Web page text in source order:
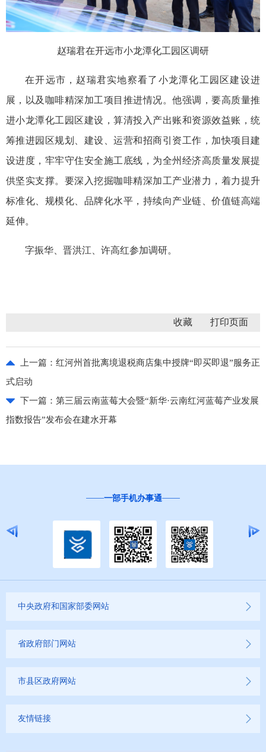
赵瑞君在开远市小龙潭化工园区调研
在开远市，赵瑞君实地察看了小龙潭化工园区建设进
展，以及咖啡精深加工项目推进情况。他强调，要高质量推
进小龙潭化工园区建设，算清投入产出账和资源效益账，统
筹推进园区规划、建设、运营和招商引资工作，加快项目建
设进度，牢牢守住安全施工底线，为全州经济高质量发展提
供坚实支撑。要深入挖掘咖啡精深加工产业潜力，着力提升
标准化、规模化、品牌化水平，持续向产业链、价值链高端
延伸。
字振华、晋洪江、许高红参加调研。
收藏
上一篇： 红河州首批离境退税商店集中授牌“即买即退”服务正
式启动
下一篇： 第三届云南蓝莓大会暨“新华·云南红河蓝莓产业发展
指数报告”发布会在建水开幕
一部手机办事通
中央政府和国家部委网站
省政府部门网站
市县区政府网站
友情链接